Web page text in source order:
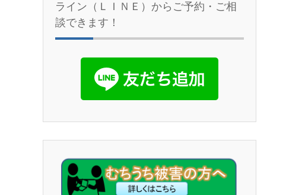
ライン（ＬＩＮＥ）からご予約・ご相
談できます！